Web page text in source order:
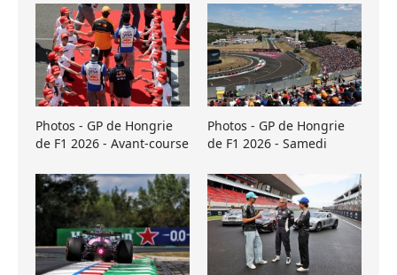
Photos - GP de Hongrie
de F1 2026 - Avant-course
Photos - GP de Hongrie
de F1 2026 - Samedi